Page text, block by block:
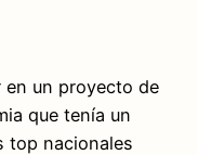
en un proyecto de
que tenía un
top nacionales